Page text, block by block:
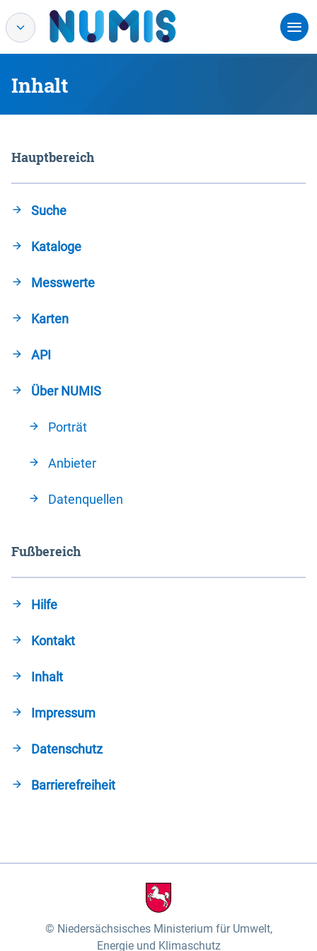
Inhalt
Hauptbereich
Suche
Kataloge
Messwerte
Karten
API
Über NUMIS
Porträt
Anbieter
Datenquellen
Fußbereich
Hilfe
Kontakt
Inhalt
Impressum
Datenschutz
Barrierefreiheit
Niedersächsisches Ministerium für Umwelt,
Energie und Klimaschutz